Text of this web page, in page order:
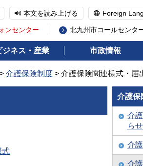
本文を読み上げる Foreign
ンセンター 北九州市コールセンタ
ジネス・産業 市政情報
> 介護保険制度 > 介護保険関連様式・届
式
介護保
介
らせ
介
介